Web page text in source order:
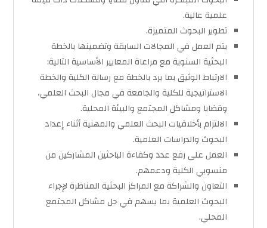
علمية عالية.
تطوير البحوث المتميزة.
يتم العمل في المجالات السابقة وتضمينها بالخطة
البحثية السنوية مع مراعاة المعايير الأساسية التالية:
الارتباط الوثيق بما يرد بالخطة مع رسالة الكلية والخطة
الاستراتيجية للكلية والجامعة في مجال البحث العلمي،
وقضايا ومشاكل المجتمع والبيئة المحلية.
الالتزام بأخلاقيات البحث العلمي والمهنية أثناء إعداد
البحوث والدراسات العلمية.
العمل على رفع عدد وكفاءة الباحثين المشاركين من
منسوبي الكلية ودعمهم.
التعاون والشراكة مع المراكز البحثية المناظرة لإجراء
البحوث العلمية بما يسهم في حل مشاكل المجتمع
المحلي.